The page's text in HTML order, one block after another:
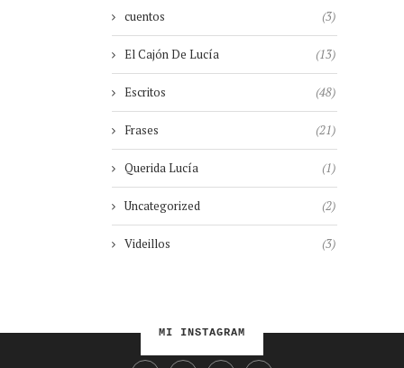
cuentos (3)
El Cajón De Lucía (13)
Escritos (48)
Frases (21)
Querida Lucía (1)
Uncategorized (2)
Videillos (3)
MI INSTAGRAM